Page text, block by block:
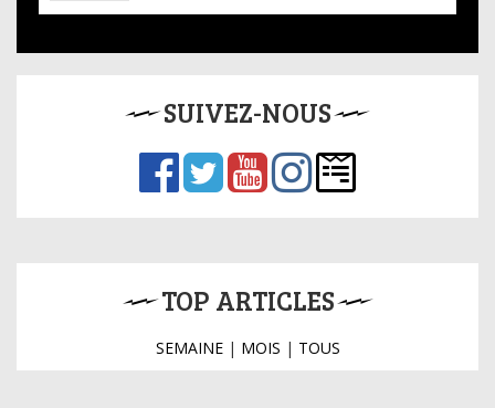
SUIVEZ-NOUS
TOP ARTICLES
SEMAINE| MOIS | TOUS